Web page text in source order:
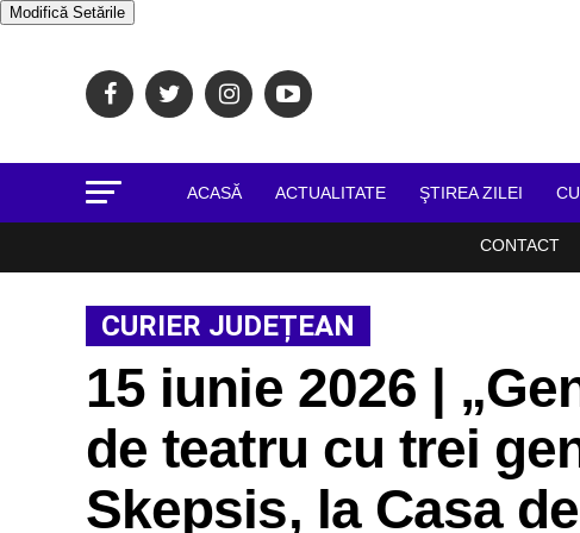
Modifică Setările
ACASĂ ACTUALITATE ŞTIREA ZILEI
CONTACT
CURIER JUDEȚEAN
15 iunie 2026 |
de teatru cu trei
Skepsis, la Casa